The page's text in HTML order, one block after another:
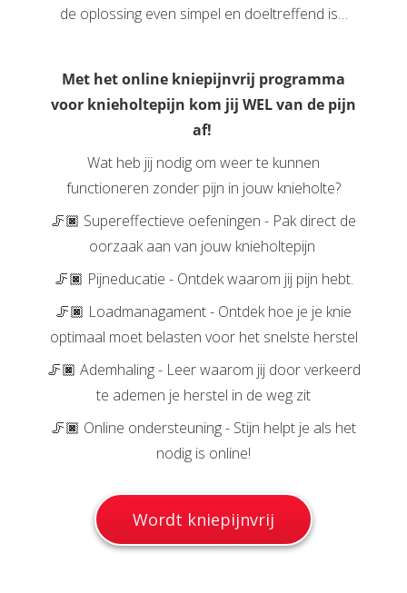
de oplossing even simpel en doeltreffend is…
Met het online kniepijnvrij programma
voor knieholtepijn kom jij WEL van de pijn
af!
Wat heb jij nodig om weer te kunnen
functioneren zonder pijn in jouw knieholte?
🦵🏿 Supereffectieve oefeningen - Pak direct de
oorzaak aan van jouw knieholtepijn
🦵🏿 Pijneducatie - Ontdek waarom jij pijn hebt.
🦵🏿 Loadmanagament - Ontdek hoe je je knie
optimaal moet belasten voor het snelste herstel
🦵🏿 Ademhaling - Leer waarom jij door verkeerd
te ademen je herstel in de weg zit
🦵🏿 Online ondersteuning - Stijn helpt je als het
nodig is online!
Wordt kniepijnvrij